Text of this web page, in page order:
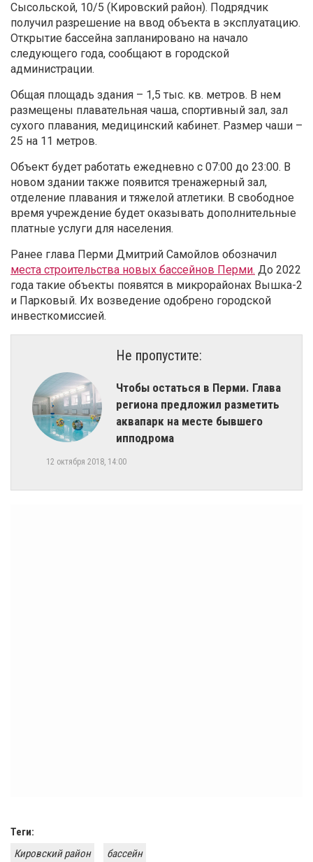
Сысольской, 10/5 (Кировский район). Подрядчик
получил разрешение на ввод объекта в эксплуатацию.
Открытие бассейна запланировано на начало
следующего года, сообщают в городской
администрации.
Общая площадь здания – 1,5 тыс. кв. метров. В нем
размещены плавательная чаша, спортивный зал, зал
сухого плавания, медицинский кабинет. Размер чаши –
25 на 11 метров.
Объект будет работать ежедневно с 07:00 до 23:00. В
новом здании также появится тренажерный зал,
отделение плавания и тяжелой атлетики. В свободное
время учреждение будет оказывать дополнительные
платные услуги для населения.
Ранее глава Перми Дмитрий Самойлов обозначил
места строительства новых бассейнов Перми. До 2022
года такие объекты появятся в микрорайонах Вышка-2
и Парковый. Их возведение одобрено городской
инвесткомиссией.
Не пропустите:
​Чтобы остаться в Перми. Глава
региона предложил разметить
аквапарк на месте бывшего
ипподрома
12 октября 2018, 14:00
Теги:
Кировский район
бассейн